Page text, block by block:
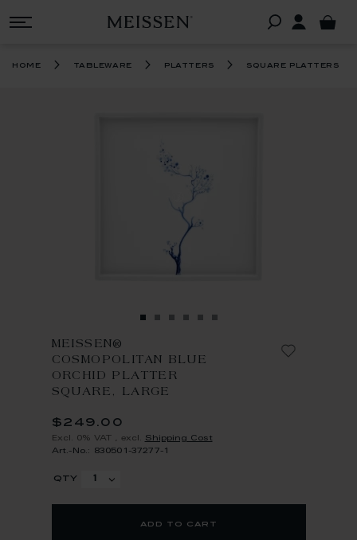
home tableware platters square platters
MEISSEN®
COSMOPOLITAN BLUE
ORCHID PLATTER
SQUARE, LARGE
$249.00
Excl. 0% VAT excl. Shipping Cost
Art.-No.: 830501-37277-1
qty
add to cart